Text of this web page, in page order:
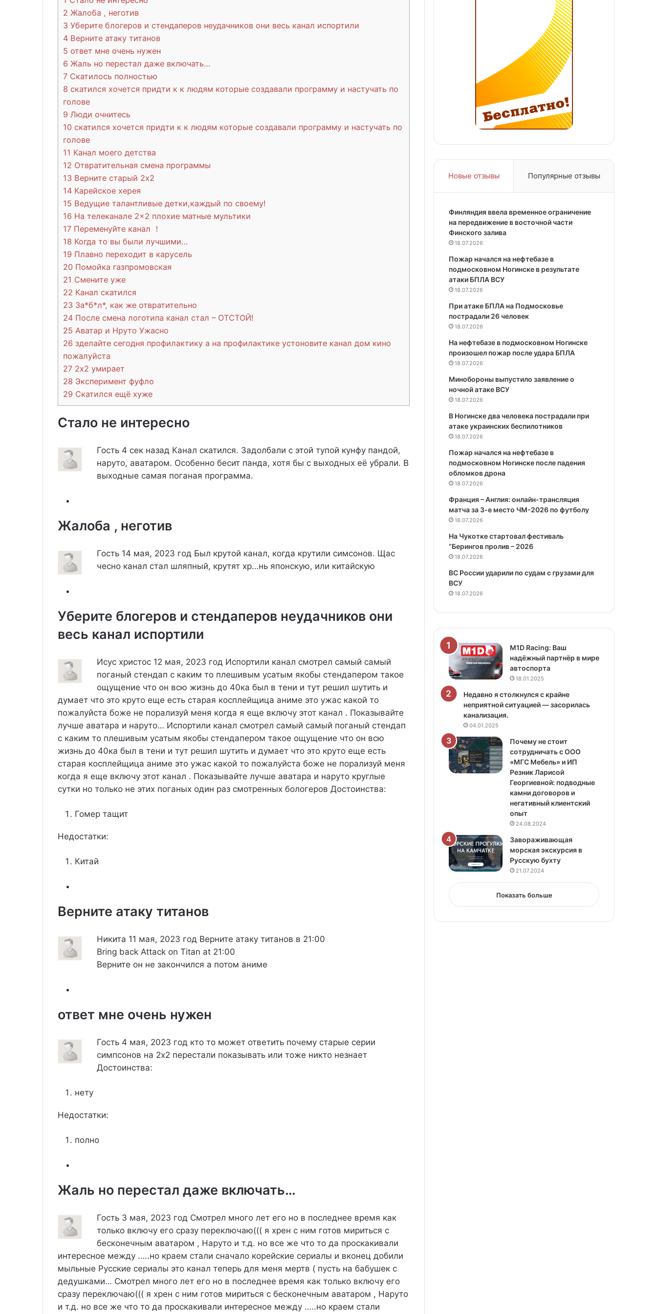
2 Жалоба , неготив
3 Уберите блогеров и стендаперов неудачников они весь канал испортили
4 Верните атаку титанов
5 ответ мне очень нужен
6 Жаль но перестал даже включать…
7 Скатилось полностью
8 скатился хочется придти к к людям которые создавали программу и настучать по
голове
9 Люди очнитесь
10 скатился хочется придти к к людям которые создавали программу и настучать по
голове
11 Канал моего детства
12 Отвратительная смена программы
13 Верните старый 2х2
14 Карейское херея
15 Ведущие талантливые детки,каждый по своему!
16 На телеканале 2×2 плохие матные мультики
17 Переменуйте канал ！
18 Когда то вы были лучшими…
19 Плавно переходит в карусель
20 Помойка газпромовская
21 Смените уже
22 Канал скатился
23 За*б*л*, как же отвратительно
24 После смена логотипа канал стал – ОТСТОЙ!
25 Аватар и Нруто Ужасно
26 зделайте сегодня профилактику а на профилактике устоновите канал дом кино
пожалуйста
27 2х2 умирает
28 Эксперимент фуфло
29 Скатился ещё хуже
Стало не интересно
Гость 4 сек назад Канал скатился. Задолбали с этой тупой кунфу пандой,
наруто, аватаром. Особенно бесит панда, хотя бы с выходных её убрали. В
выходные самая поганая программа.
Жалоба , неготив
Гость 14 мая, 2023 год Был крутой канал, когда крутили симсонов. Щас
чесно канал стал шляпный, крутят хр…нь японскую, или китайскую
Уберите блогеров и стендаперов неудачников они
весь канал испортили
Исус христос 12 мая, 2023 год Испортили канал смотрел самый самый
поганый стендап с каким то плешивым усатым якобы стендапером такое
ощущение что он всю жизнь до 40ка был в тени и тут решил шутить и
думает что это круто еще есть старая косплейщица аниме это ужас какой то
пожалуйста боже не порализуй меня когда я еще включу этот канал . Показывайте
лучше аватара и наруто… Испортили канал смотрел самый самый поганый стендап
с каким то плешивым усатым якобы стендапером такое ощущение что он всю
жизнь до 40ка был в тени и тут решил шутить и думает что это круто еще есть
старая косплейщица аниме это ужас какой то пожалуйста боже не порализуй меня
когда я еще включу этот канал . Показывайте лучше аватара и наруто круглые
сутки но только не этих поганых один раз смотренных бологеров Достоинства:
Гомер тащит
Недостатки:
Китай
Верните атаку титанов
Никита 11 мая, 2023 год Верните атаку титанов в 21:00
Bring back Attack on Titan at 21:00
Верните он не закончился а потом аниме
ответ мне очень нужен
Гость 4 мая, 2023 год кто то может ответить почему старые серии
симпсонов на 2х2 перестали показывать или тоже никто незнает
Достоинства:
нету
Недостатки:
полно
Жаль но перестал даже включать…
Гость 3 мая, 2023 год Смотрел много лет его но в последнее время как
только включу его сразу переключаю((( я хрен с ним готов мириться с
бесконечным аватаром , Наруто и т.д. но все же что то да проскакивали
интересное между …..но краем стали сначало корейские сериалы и вконец добили
мыльные Русские сериалы это канал теперь для меня мертв ( пусть на бабушек с
дедушками… Смотрел много лет его но в последнее время как только включу его
сразу переключаю((( я хрен с ним готов мириться с бесконечным аватаром , Наруто
и т.д. но все же что то да проскакивали интересное между …..но краем стали
Новые отзывы Популярные отзывы
Финляндия ввела временное ограничение
на передвижение в восточной части
Финского залива
18.07.2026
Пожар начался на нефтебазе в
подмосковном Ногинске в результате
атаки БПЛА ВСУ
18.07.2026
При атаке БПЛА на Подмосковье
пострадали 26 человек
18.07.2026
На нефтебазе в подмосковном Ногинске
произошел пожар после удара БПЛА
18.07.2026
Минобороны выпустило заявление о
ночной атаке ВСУ
18.07.2026
В Ногинске два человека пострадали при
атаке украинских беспилотников
18.07.2026
Пожар начался на нефтебазе в
подмосковном Ногинске после падения
обломков дрона
18.07.2026
Франция – Англия: онлайн-трансляция
матча за 3-е место ЧМ-2026 по футболу
18.07.2026
На Чукотке стартовал фестиваль
“Берингов пролив – 2026
18.07.2026
ВС России ударили по судам с грузами для
ВСУ
18.07.2026
M1D Racing: Ваш
надёжный партнёр в мире
автоспорта
18.01.2025
Недавно я столкнулся с крайне
неприятной ситуацией — засорилась
канализация.
04.01.2025
Почему не стоит
сотрудничать с ООО
«МГС Мебель» и ИП
Резник Ларисой
Георгиевной: подводные
камни договоров и
негативный клиентский
опыт
24.08.2024
Завораживающая
морская экскурсия в
Русскую бухту
21.07.2024
Показать больше